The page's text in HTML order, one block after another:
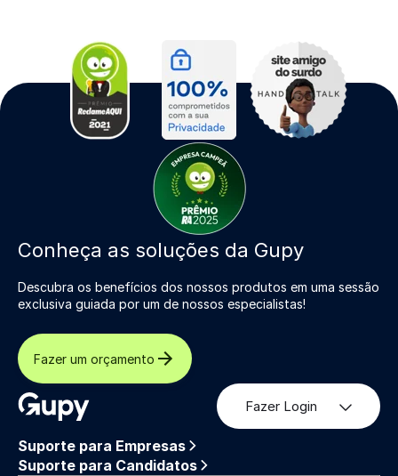
Conheça as soluções da Gupy
Descubra os benefícios dos nossos produtos em uma sessão
exclusiva guiada por um de nossos especialistas!
Fazer um orçamento
Fazer Login
Suporte para Empresas
Suporte para Candidatos